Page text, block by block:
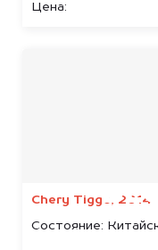
Цена:
Chery Tiggo, 2014
Состояние:
Узнайте